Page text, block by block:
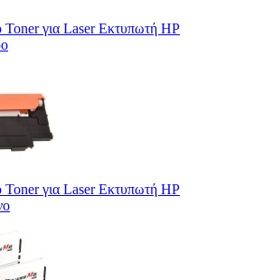
για Laser Εκτυπωτή HP
για Laser Εκτυπωτή HP